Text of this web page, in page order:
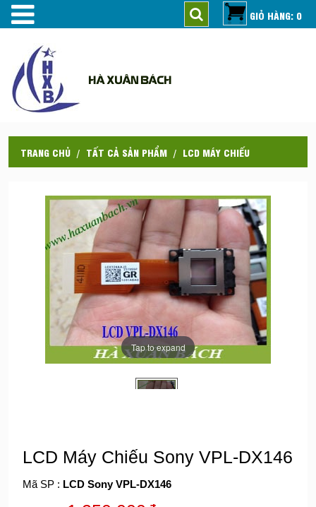
HÀ XUÂN BÁCH
TRANG CHỦ TẤT CẢ SẢN PHẨM LCD MÁY CHIẾU
Tap to expand
LCD Máy Chiếu Sony VPL-DX146
Mã SP : LCD Sony VPL-DX146
GIỎ HÀNG: 0